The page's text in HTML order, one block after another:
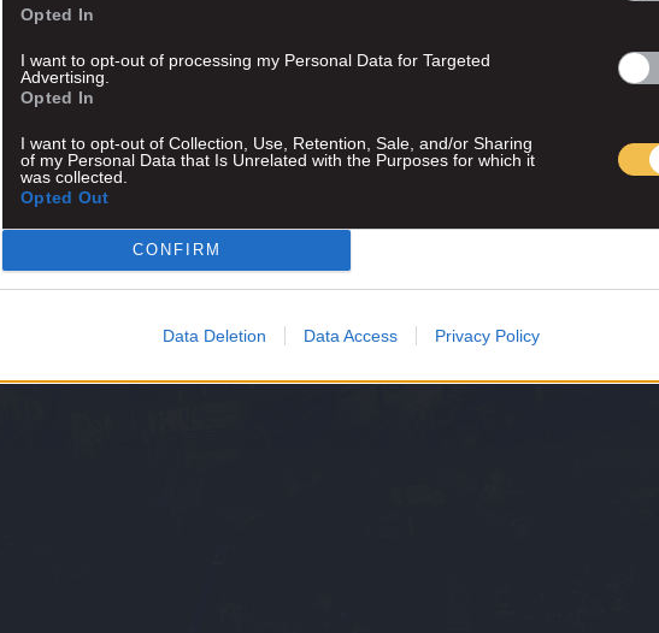
Opted In
I want to opt-out of processing my Personal Data for Targeted
Advertising.
Opted In
I want to opt-out of Collection, Use, Retention, Sale, and/or Sharing
of my Personal Data that Is Unrelated with the Purposes for which it
was collected.
Opted Out
CONFIRM
Data Deletion Data Access Privacy Policy